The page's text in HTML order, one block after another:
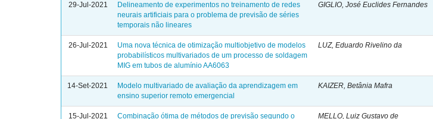
29-Jul-2021
Delineamento de experimentos no treinamento de redes
neurais artificiais para o problema de previsão de séries
temporais não lineares
GIGLIO, José Euclides Fernandes
26-Jul-2021
Uma nova técnica de otimização multiobjetivo de modelos
probabilísticos multivariados de um processo de soldagem
MIG em tubos de alumínio AA6063
LUZ, Eduardo Rivelino da
14-Set-2021
Modelo multivariado de avaliação da aprendizagem em
ensino superior remoto emergencial
KAIZER, Betânia Mafra
15-Jul-2021 Combinação ótima de métodos de previsão segundo o MELLO, Luiz Gustavo de